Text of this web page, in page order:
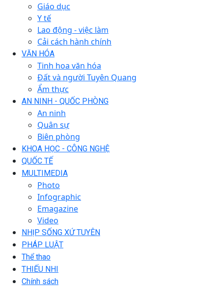
Giáo dục
Y tế
Lao động - việc làm
Cải cách hành chính
VĂN HÓA
Tinh hoa văn hóa
Đất và người Tuyên Quang
Ẩm thực
AN NINH - QUỐC PHÒNG
An ninh
Quân sự
Biên phòng
KHOA HỌC - CÔNG NGHỆ
QUỐC TẾ
MULTIMEDIA
Photo
Infographic
Emagazine
Video
NHỊP SỐNG XỨ TUYÊN
PHÁP LUẬT
Thể thao
THIẾU NHI
Chính sách